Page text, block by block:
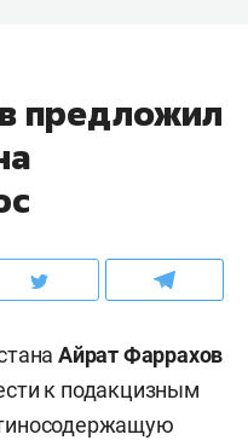
предложил
Айрат Фаррахов
к подакцизным